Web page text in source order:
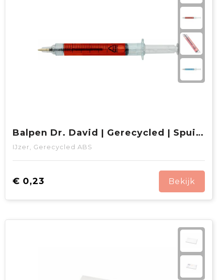
Balpen Dr. David | Gerecycled | Spuitvorm
IJzer, Gerecycled ABS
€ 0,23 Bekijk